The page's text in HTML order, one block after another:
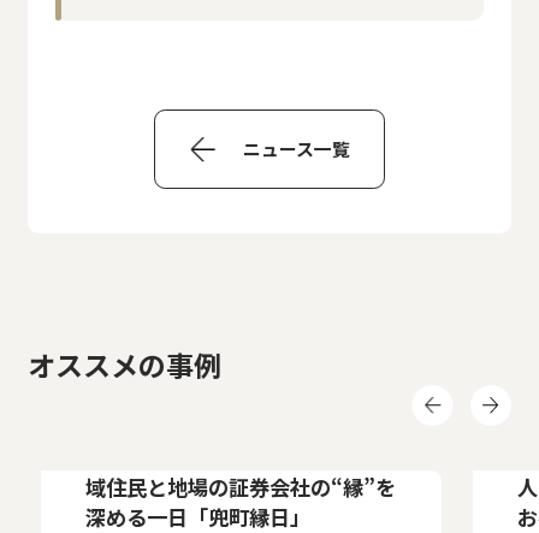
ニュース一覧
オススメの事例
域住民と地場の証券会社の“縁”を
深める一日「兜町縁日」